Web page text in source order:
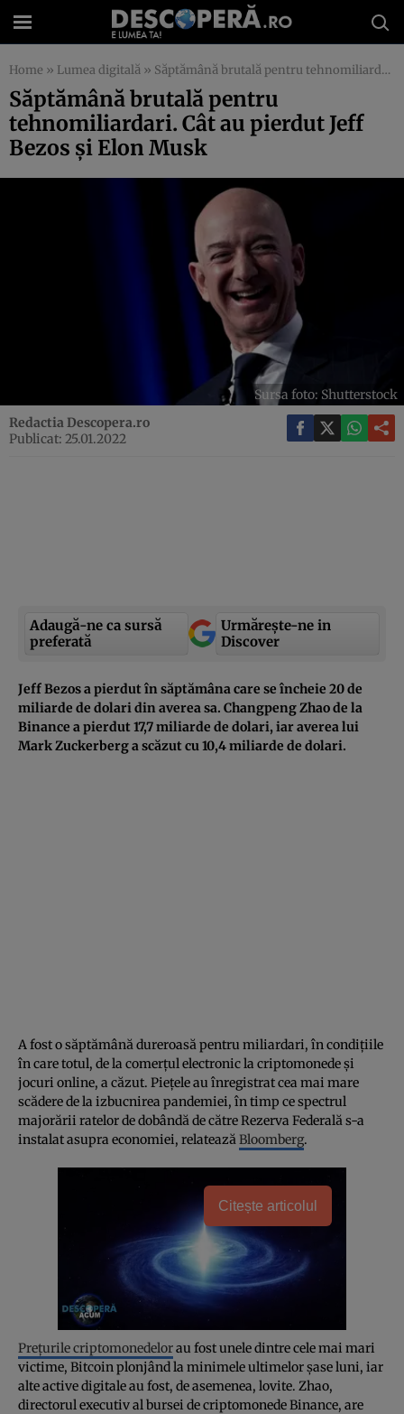
Home » Lumea digitală » Săptămână brutală pentru tehnomiliardari. Cât au pierdut Jeff Bezos și Elon Musk
Săptămână brutală pentru
tehnomiliardari. Cât au pierdut Jeff
Bezos și Elon Musk
Sursa foto: Shutterstock
Redactia Descopera.ro
Publicat: 25.01.2022
Adaugă-ne ca sursă
preferată
Urmărește-ne in
Discover
Jeff Bezos a pierdut în săptămâna care se încheie 20 de
miliarde de dolari din averea sa. Changpeng Zhao de la
Binance a pierdut 17,7 miliarde de dolari, iar averea lui
Mark Zuckerberg a scăzut cu 10,4 miliarde de dolari.
A fost o săptămână dureroasă pentru miliardari, în condițiile
în care totul, de la comerțul electronic la criptomonede și
jocuri online, a căzut. Piețele au înregistrat cea mai mare
scădere de la izbucnirea pandemiei, în timp ce spectrul
majorării ratelor de dobândă de către Rezerva Federală s-a
instalat asupra economiei, relateazăBloomberg.
Citește articolul
Prețurile criptomonedelorau fost unele dintre cele mai mari
victime, Bitcoin plonjând la minimele ultimelor șase luni, iar
alte active digitale au fost, de asemenea, lovite. Zhao,
directorul executiv al bursei de criptomonede Binance, are